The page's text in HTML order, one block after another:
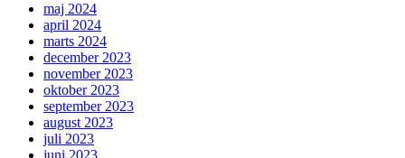
maj 2024
april 2024
marts 2024
december 2023
november 2023
oktober 2023
september 2023
august 2023
juli 2023